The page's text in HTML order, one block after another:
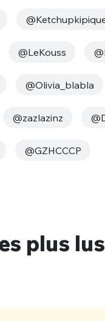
@LeKouss
@Olivia_blabla
@zazlazinz
@GZHCCCP
plus